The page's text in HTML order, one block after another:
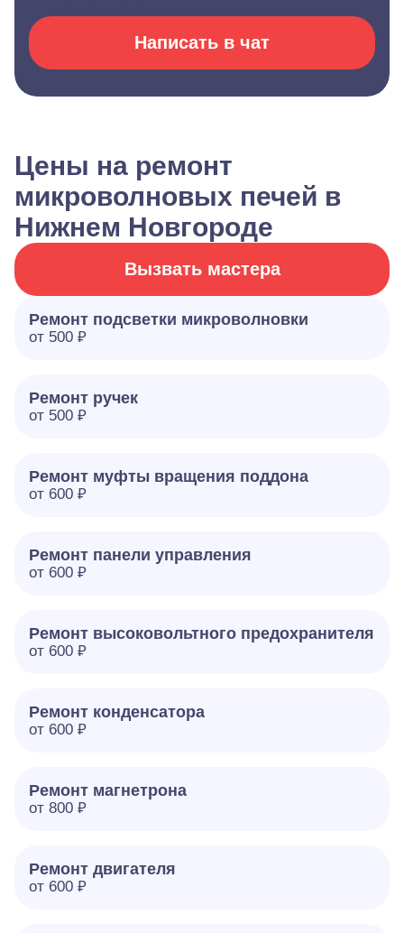
Написать в чат
Цены на ремонт
микроволновых печей в
Нижнем Новгороде
Вызвать мастера
Ремонт подсветки микроволновки
от 500 ₽
Ремонт ручек
от 500 ₽
Ремонт муфты вращения поддона
от 600 ₽
Ремонт панели управления
от 600 ₽
Ремонт высоковольтного предохранителя
от 600 ₽
Ремонт конденсатора
от 600 ₽
Ремонт магнетрона
от 800 ₽
Ремонт двигателя
от 600 ₽